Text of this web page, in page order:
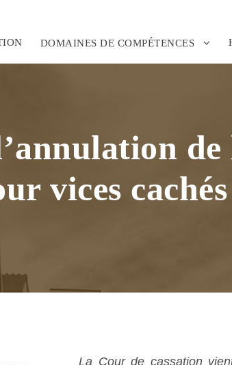
DOMAINES DE COMPÉTENCES
de
vices
La Cour de cassation